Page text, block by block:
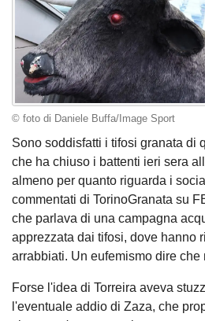
© foto di Daniele Buffa/Image Sport
Sono soddisfatti i tifosi granata di
che ha chiuso i battenti ieri sera
almeno per quanto riguarda i
commentati di TorinoGranata su
che parlava di una campagna
apprezzata dai tifosi, dove hanno
arrabbiati. Un eufemismo dire che
Forse l'idea di Torreira aveva
l'eventuale addio di Zaza, che